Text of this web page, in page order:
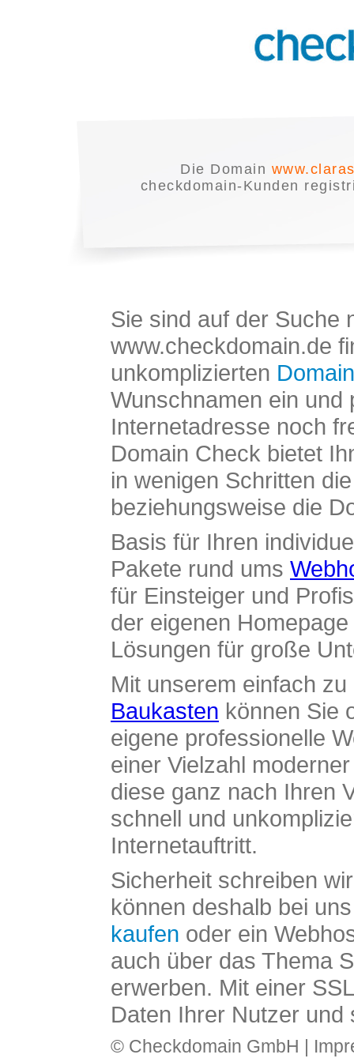
Die Domain
checkdomain-Kunden
Sie sind auf der Suche
www.checkdomain.de
unkomplizierten
Wunschnamen ein und
Internetadresse noch
Domain Check bietet
in wenigen Schritten
beziehungsweise die
Basis für Ihren
Pakete rund ums
für Einsteiger und
der eigenen
Lösungen für große
Mit unserem einfach
Baukasten können Sie
eigene professionelle
einer Vielzahl
diese ganz nach Ihren
schnell und
Internetauftritt.
Sicherheit schreiben
können deshalb bei
kaufen oder ein
auch über das Thema
erwerben. Mit einer
Daten Ihrer Nutzer und
© Checkdomain GmbH |